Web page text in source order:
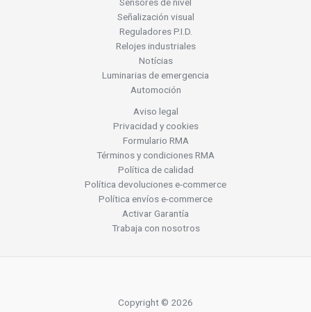
Señalización visual
Reguladores P.I.D.
Relojes industriales
Notícias
Luminarias de emergencia
Automoción
Aviso legal
Privacidad y cookies
Formulario RMA
Términos y condiciones RMA
Política de calidad
Política devoluciones e-commerce
Política envíos e-commerce
Activar Garantía
Trabaja con nosotros
Copyright © 2026